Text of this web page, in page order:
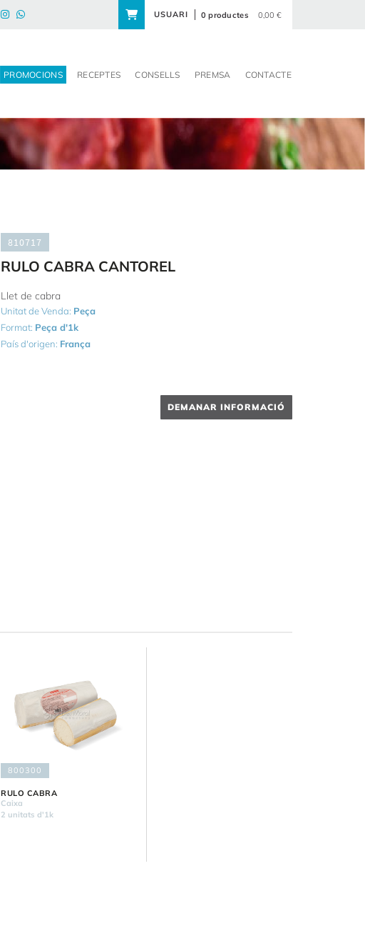
USUARI 0 productes 0,00 €
PROMOCIONS RECEPTES CONSELLS PREMSA CONTACTE
810717
RULO CABRA CANTOREL
Llet de cabra
Unitat de Venda: Peça
Format: Peça d'1k
País d'origen: França
DEMANAR INFORMACIÓ
800300
RULO CABRA
Caixa
2 unitats d'1k